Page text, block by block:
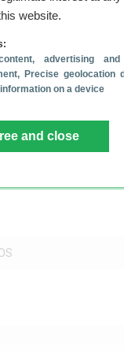
website.
advertising and
, Precise geolocation
on a device
and close